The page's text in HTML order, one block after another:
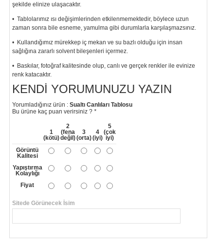
şekilde elinize ulaşacaktır.
• Tablolarımız ısı değişimlerinden etkilenmemektedir, böylece uzun
zaman sonra bile esneme, yamulma gibi durumlarla karşılaşmazsınız.
• Kullandığımız mürekkep iç mekan ve su bazlı olduğu için insan
sağlığına zararlı solvent bileşenleri içermez.
• Baskılar, fotoğraf kalitesinde olup, canlı ve gerçek renkler ile evinize
renk katacaktır.
KENDI YORUMUNUZU YAZIN
Yorumladığınız ürün : Sualtı Canlıları Tablosu
Bu ürüne kaç puan verirsiniz ? *
1
(kötü)
2
(fena
değil)
3
(orta)
4
(iyi)
5
(çok
iyi)
Görüntü
Kalitesi
Yapıştırma
Kolaylığı
Fiyat
Sitede Görünecek İsim